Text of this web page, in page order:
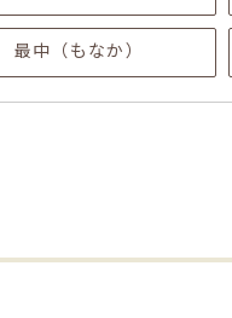
最中（もなか）